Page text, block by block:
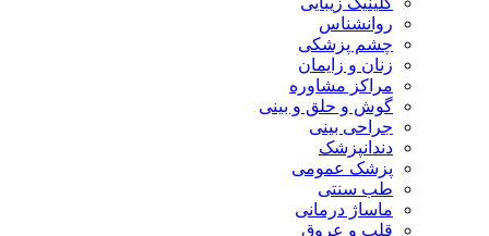
روانشناس
چشم پزشکی
زنان و زایمان
مراکز مشاوره
گوش و حلق و بینی
جراحی بینی
دندانپزشک
پزشک عمومی
طب سنتی
ماساژ درمانی
قلب و عروق